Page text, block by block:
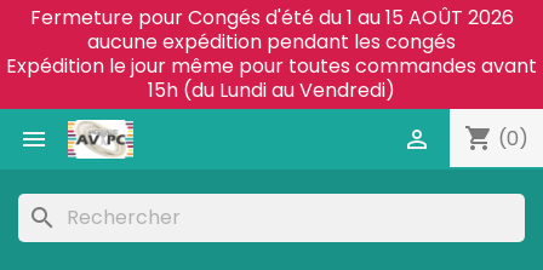
Fermeture pour Congés d'été du 1 au 15 AOÛT 2026
aucune expédition pendant les congés
Expédition le jour même pour toutes commandes avant
15h (du Lundi au Vendredi)
 shopping_cart (0)

search